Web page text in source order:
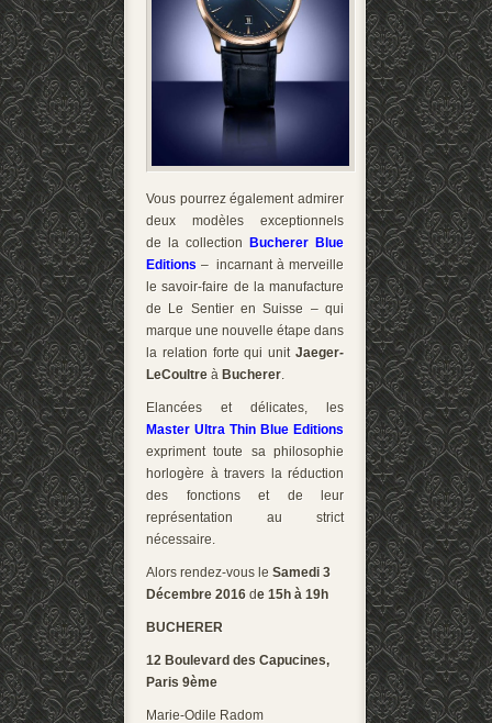
Vous pourrez également admirer
deux modèles exceptionnels
de la collection
Bucherer Blue
Editions – incarnant à merveille
le savoir-faire de la manufacture
de Le Sentier en Suisse – qui
marque une nouvelle étape dans
la relation forte qui unit Jaeger-
LeCoultre à Bucherer.
Elancées et délicates, les
Master Ultra Thin Blue Editions
expriment toute sa philosophie
horlogère à travers la réduction
des fonctions et de leur
représentation au strict
nécessaire.
Alors rendez-vous le Samedi 3
Décembre 2016 de 15h à 19h
BUCHERER
12 Boulevard des Capucines,
Paris 9ème
Marie-Odile Radom